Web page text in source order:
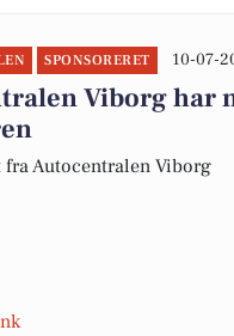
SPONSORERET 10-07-
Viborg har
fra Autocentralen Viborg